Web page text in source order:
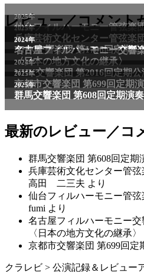
レビュー／コメント
2025年
仙台フィルハーモニー管弦楽
2025年
兵庫芸術文化センター管弦楽
2011年
NHK交響楽団 第1706回定期
2024年
名古屋フィルハーモニー交響
〈日本の地方文化の継承〉
2024年
NHK交響楽団 第2016回定期
2025年
京都市交響楽団 第699回定期
2025年
群馬交響楽団 第608回定期演
最新のレビュー／コ
群馬交響楽団 第608回定期
兵庫芸術文化センター管
高田 二三夫 より
仙台フィルハーモニー管
fumi より
名古屋フィルハーモニー
〈日本の地方文化の継承〉
京都市交響楽団 第699回定
クラレビ > 公演記録＆レビュー